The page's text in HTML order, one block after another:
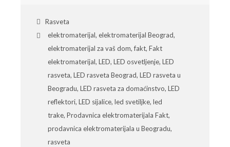
Rasveta
elektromaterijal, elektromaterijal Beograd,
elektromaterijal za vaš dom,fakt, Fakt
elektromaterijal, LED, LED osvetljenje, LED
rasveta, LED rasveta Beograd, LED rasveta u
Beogradu, LED rasveta za domaćinstvo, LED
reflektori, LED sijalice, led svetiljke, led
trake, Prodavnica elektromaterijala Fakt,
prodavnica elektromaterijala u Beogradu,
rasveta